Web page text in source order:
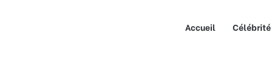
Accueil Célébrité